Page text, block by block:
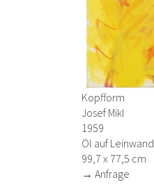
Kopfform
Josef Mikl
1959
Öl auf Leinwand
99,7 x 77,5 cm
→ Anfrage